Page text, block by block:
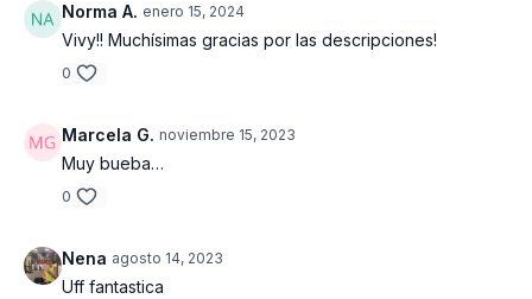
Norma A. enero 15, 2024
Vivy!! Muchísimas gracias por las descripciones!
0
Marcela G. noviembre 15, 2023
Muy bueba…
0
Nena agosto 14, 2023
Uff fantastica